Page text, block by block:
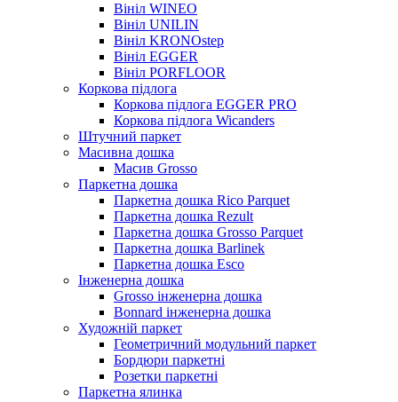
Вініл WINEO
Вініл UNILIN
Вініл KRONOstep
Вініл EGGER
Вініл PORFLOOR
Коркова підлога
Коркова підлога EGGER PRO
Коркова підлога Wicanders
Штучний паркет
Масивна дошка
Масив Grosso
Паркетна дошка
Паркетна дошка Rico Parquet
Паркетна дошка Rezult
Паркетна дошка Grosso Parquet
Паркетна дошка Barlinek
Паркетна дошка Esco
Інженерна дошка
Grosso інженерна дошка
Bonnard інженерна дошка
Художній паркет
Геометричний модульний паркет
Бордюри паркетні
Розетки паркетні
Паркетна ялинка